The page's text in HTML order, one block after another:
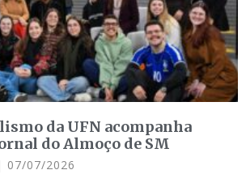
da UFN acompanha
do Almoço de SM
07/07/2026